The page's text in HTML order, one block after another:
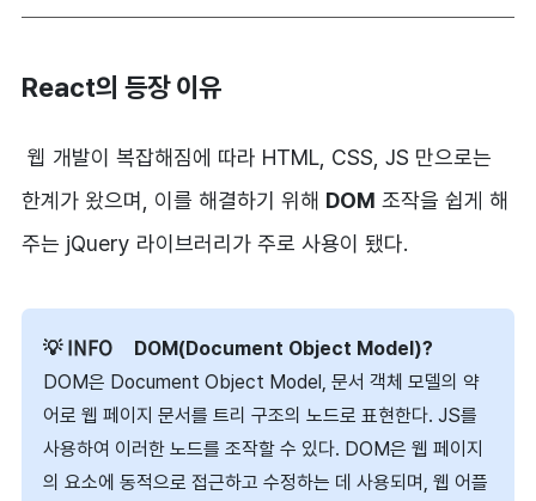
React의 등장 이유
웹 개발이 복잡해짐에 따라 HTML, CSS, JS 만으로는
한계가 왔으며, 이를 해결하기 위해 DOM 조작을 쉽게 해
주는 jQuery 라이브러리가 주로 사용이 됐다.
DOM(Document Object Model)?
DOM은 Document Object Model, 문서 객체 모델의 약
어로 웹 페이지 문서를 트리 구조의 노드로 표현한다. JS를
사용하여 이러한 노드를 조작할 수 있다. DOM은 웹 페이지
의 요소에 동적으로 접근하고 수정하는 데 사용되며, 웹 어플